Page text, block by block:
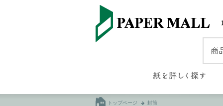
トップページ 封筒